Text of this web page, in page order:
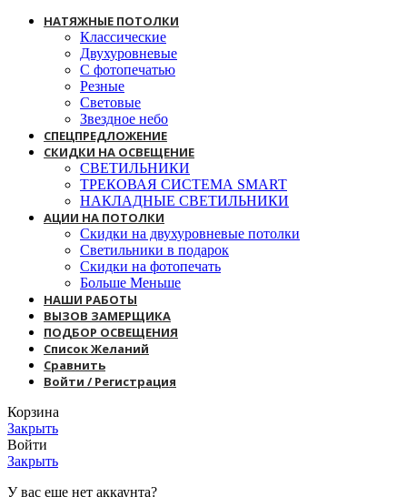
НАТЯЖНЫЕ ПОТОЛКИ
Классические
Двухуровневые
С фотопечатью
Резные
Световые
Звездное небо
СПЕЦПРЕДЛОЖЕНИЕ
СКИДКИ НА ОСВЕЩЕНИЕ
СВЕТИЛЬНИКИ
ТРЕКОВАЯ СИСТЕМА SMART
НАКЛАДНЫЕ СВЕТИЛЬНИКИ
АЦИИ НА ПОТОЛКИ
Скидки на двухуровневые потолки
Светильники в подарок
Скидки на фотопечать
Больше Меньше
НАШИ РАБОТЫ
ВЫЗОВ ЗАМЕРЩИКА
ПОДБОР ОСВЕЩЕНИЯ
Список Желаний
Сравнить
Войти / Регистрация
Корзина
Закрыть
Войти
Закрыть
У вас еще нет аккаунта?